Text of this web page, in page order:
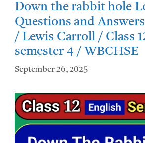
Down the rabbit hole
Questions and
/ Lewis Carroll / Class
semester 4 / WBCHSE
September 26, 2025